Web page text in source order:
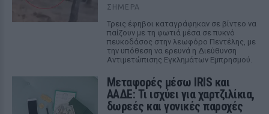
ΣΉΜΕΡΑ
Τρεις έφηβοι καταγράφηκαν σε βίντεο να
παίζουν με τη φωτιά μέσα σε πυκνό
πευκοδάσος στην λεωφόρο Πεντέλης, με
την υπόθεση να ερευνά η Διεύθυνση
Αντιμετώπισης Εγκλημάτων Εμπρησμού.
Μεταφορές μέσω IRIS και
ΑΑΔΕ: Τι ισχύει για χαρτζιλίκια,
δωρεές και γονικές παροχές